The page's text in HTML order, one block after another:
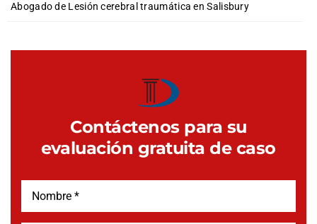
Abogado de Lesión cerebral traumática en Salisbury
Contáctenos para su
evaluación gratuita de caso